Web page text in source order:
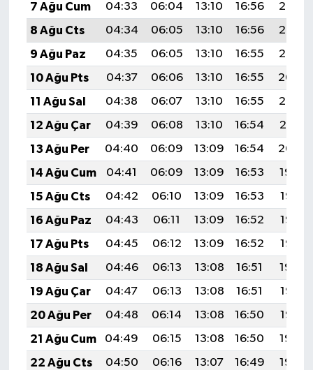
7 Ağu Cum
04:33 06:04 13:10 16:56
20:07
8 Ağu Cts
04:34 06:05 13:10 16:56
20:06
9 Ağu Paz
04:35 06:05 13:10 16:55
20:05
10 Ağu Pts
04:37 06:06 13:10 16:55
20:04
11 Ağu Sal
04:38 06:07 13:10 16:55
20:03
12 Ağu Çar
04:39 06:08 13:10 16:54
20:01
13 Ağu Per
04:40 06:09 13:09 16:54
20:00
14 Ağu Cum
04:41 06:09 13:09 16:53
19:59
15 Ağu Cts
04:42 06:10 13:09 16:53
19:58
16 Ağu Paz
04:43 06:11 13:09 16:52
19:57
17 Ağu Pts
04:45 06:12 13:09 16:52
19:56
18 Ağu Sal
04:46 06:13 13:08 16:51
19:54
19 Ağu Çar
04:47 06:13 13:08 16:51
19:53
20 Ağu Per
04:48 06:14 13:08 16:50
19:52
21 Ağu Cum
04:49 06:15 13:08 16:50
19:50
22 Ağu Cts
04:50 06:16 13:07 16:49
19:49